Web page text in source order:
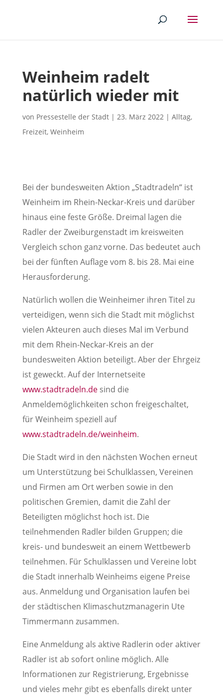
Weinheim radelt
natürlich wieder mit
von Pressestelle der Stadt| 23. März 2022| Alltag,
Freizeit, Weinheim
Bei der bundesweiten Aktion „Stadtradeln“ ist
Weinheim im Rhein-Neckar-Kreis und darüber
hinaus eine feste Größe. Dreimal lagen die
Radler der Zweiburgenstadt im kreisweiten
Vergleich schon ganz vorne. Das bedeutet auch
bei der fünften Auflage vom 8. bis 28. Mai eine
Herausforderung.
Natürlich wollen die Weinheimer ihren Titel zu
verteidigen, wenn sich die Stadt mit möglichst
vielen Akteuren auch dieses Mal im Verbund
mit dem Rhein-Neckar-Kreis an der
bundesweiten Aktion beteiligt. Aber der Ehrgeiz
ist geweckt. Auf der Internetseite
www.stadtradeln.desind die
Anmeldemöglichkeiten schon freigeschaltet,
für Weinheim speziell auf
www.stadtradeln.de/weinheim.
Die Stadt wird in den nächsten Wochen erneut
um Unterstützung bei Schulklassen, Vereinen
und Firmen am Ort werben sowie in den
politischen Gremien, damit die Zahl der
Beteiligten möglichst hoch ist. Die
teilnehmenden Radler bilden Gruppen; die
kreis- und bundesweit an einem Wettbewerb
teilnehmen. Für Schulklassen und Vereine lobt
die Stadt innerhalb Weinheims eigene Preise
aus. Anmeldung und Organisation laufen bei
der städtischen Klimaschutzmanagerin Ute
Timmermann zusammen.
Eine Anmeldung als aktive Radlerin oder aktiver
Radler ist ab sofort online möglich. Alle
Informationen zur Registrierung, Ergebnisse
und vieles mehr gibt es ebenfalls direkt unter